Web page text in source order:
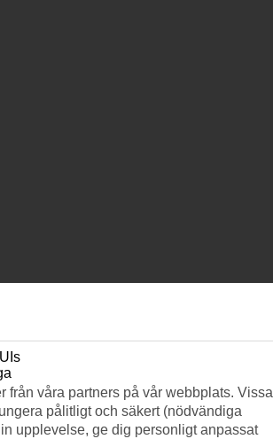
våra partners på vår webbplats. Vissa
pålitligt och säkert (nödvändiga
upplevelse, ge dig personligt anpassat